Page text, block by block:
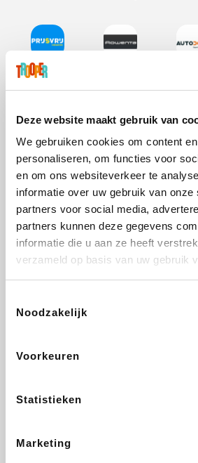
Deze website maakt gebruik van
We gebruiken cookies om content
personaliseren, om functies voor
en om ons websiteverkeer te
informatie over uw gebruik van onze
partners voor social media,
partners kunnen deze gegevens
informatie die u aan ze heeft
verzameld op basis van uw gebruik
Noodzakelijk
Voorkeuren
Statistieken
Marketing
Prijsvrij
Vidaxl Lampenlicht.be
All Accor
DectDirect